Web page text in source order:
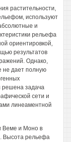
растительности,
используют
и
рельефа
ориентировкой,
результатов
Однако,
не дает полную
решена задача
сети и
линеаментной
Веме и Моно в
Высота рельефа